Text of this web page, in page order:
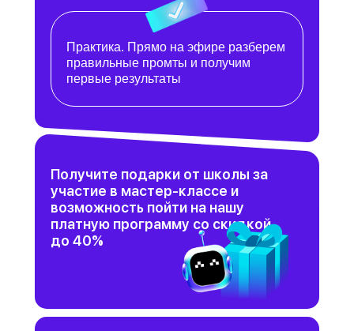
Практика. Прямо на эфире разберем
правильные промты и получим
первые результаты
Получите подарки от школы за
участие в мастер-классе и
возможность пойти на нашу
платную программу со скидкой
до 40%